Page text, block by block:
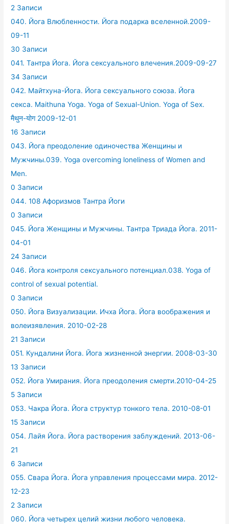
2 Записи
040. Йога Влюбленности. Йога подарка вселенной.2009-
09-11
30 Записи
041. Тантра Йога. Йога сексуального влечения.2009-09-27
34 Записи
042. Майтхуна-Йога. Йога сексуального союза. Йога
секса. Maithuna Yoga. Yoga of Sexual-Union. Yoga of Sex.
मैथुन-योग 2009-12-01
16 Записи
043. Йога преодоление одиночества Женщины и
Мужчины.039. Yoga overcoming loneliness of Women and
Men.
0 Записи
044. 108 Афоризмов Тантра Йоги
0 Записи
045. Йога Женщины и Мужчины. Тантра Триада Йога. 2011-
04-01
24 Записи
046. Йога контроля сексуального потенциал.038. Yoga of
control of sexual potential.
0 Записи
050. Йога Визуализации. Ичха Йога. Йога воображения и
волеизявления. 2010-02-28
21 Записи
051. Кундалини Йога. Йога жизненной энергии. 2008-03-30
13 Записи
052. Йога Умирания. Йога преодоления смерти.2010-04-25
5 Записи
053. Чакра Йога. Йога структур тонкого тела. 2010-08-01
15 Записи
054. Лайя Йога. Йога растворения заблуждений. 2013-06-
21
6 Записи
055. Свара Йога. Йога управления процессами мира. 2012-
12-23
2 Записи
060. Йога четырех целий жизни любого человека.